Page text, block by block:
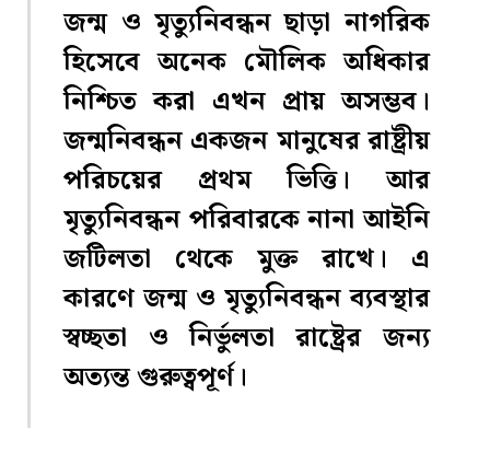
জন্ম ও মৃত্যুনিবন্ধন ছাড়া নাগরিক
হিসেবে অনেক মৌলিক অধিকার
নিশ্চিত করা এখন প্রায় অসম্ভব।
জন্মনিবন্ধন একজন মানুষের রাষ্ট্রীয়
পরিচয়ের প্রথম ভিত্তি। আর
মৃত্যুনিবন্ধন পরিবারকে নানা আইনি
জটিলতা থেকে মুক্ত রাখে। এ
কারণে জন্ম ও মৃত্যুনিবন্ধন ব্যবস্থার
স্বচ্ছতা ও নির্ভুলতা রাষ্ট্রের জন্য
অত্যন্ত গুরুত্বপূর্ণ।